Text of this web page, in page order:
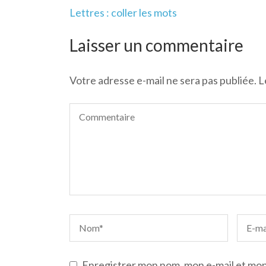
Navigation
l’article
Lettres : coller les mots
Laisser un commentaire
Votre adresse e-mail ne sera pas publiée.